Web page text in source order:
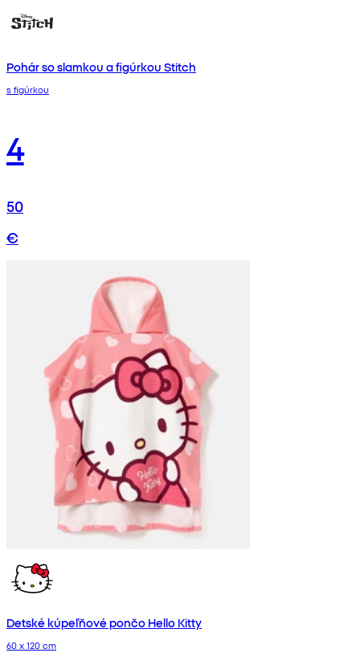
Pohár so slamkou a figúrkou Stitch
s figúrkou
4
50
€
Detské kúpeľňové pončo Hello Kitty
60 x 120 cm